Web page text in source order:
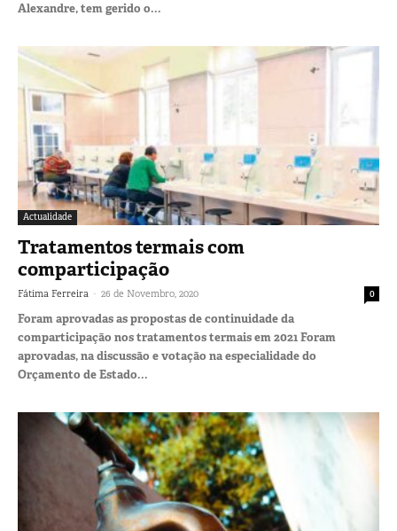
Alexandre, tem gerido o...
Actualidade
Tratamentos termais com
comparticipação
Fátima Ferreira - 26 de Novembro, 2020 0
Foram aprovadas as propostas de continuidade da
comparticipação nos tratamentos termais em 2021 Foram
aprovadas, na discussão e votação na especialidade do
Orçamento de Estado...